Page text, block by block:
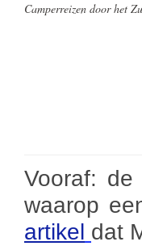
Camperreizen door het
Vooraf:
waarop
artikel dat